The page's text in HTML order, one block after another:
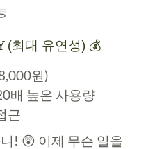
(최대 유연성) 💰
원)
배 높은 사용량
근
! 😲 이제 무슨 일을